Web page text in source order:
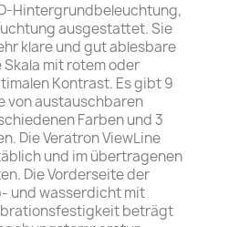
Hintergrundbeleuchtung,
ausgestattet. Sie
klare und gut ablesbare
mit rotem oder
Kontrast. Es gibt 9
von austauschbaren
Farben und 3
Die Veratron ViewLine
und im übertragenen
Die Vorderseite der
und wasserdicht mit
beträgt